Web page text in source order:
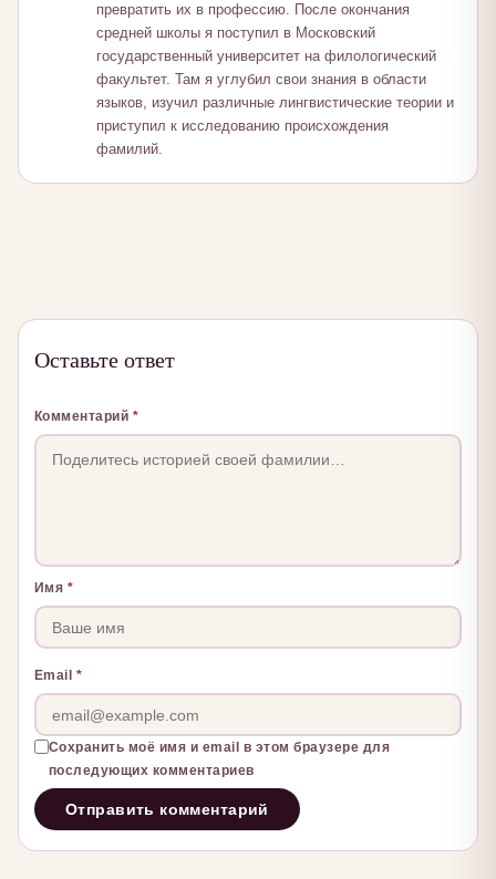
превратить их в профессию. После окончания
средней школы я поступил в Московский
государственный университет на филологический
факультет. Там я углубил свои знания в области
языков, изучил различные лингвистические теории и
приступил к исследованию происхождения
фамилий.
Оставьте ответ
Комментарий *
Имя *
Email *
Сохранить моё имя и email в этом браузере для
последующих комментариев